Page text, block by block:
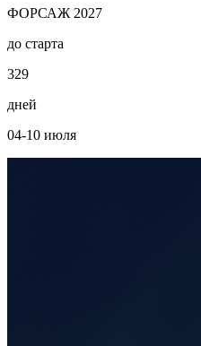
ФОРСАЖ 2027
до старта
329
дней
04-10 июля